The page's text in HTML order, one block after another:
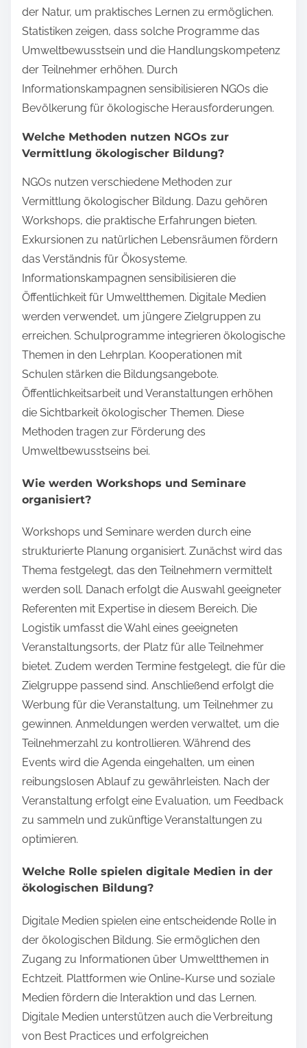
der Natur, um praktisches Lernen zu ermöglichen.
Statistiken zeigen, dass solche Programme das
Umweltbewusstsein und die Handlungskompetenz
der Teilnehmer erhöhen. Durch
Informationskampagnen sensibilisieren NGOs die
Bevölkerung für ökologische Herausforderungen.
Welche Methoden nutzen NGOs zur
Vermittlung ökologischer Bildung?
NGOs nutzen verschiedene Methoden zur
Vermittlung ökologischer Bildung. Dazu gehören
Workshops, die praktische Erfahrungen bieten.
Exkursionen zu natürlichen Lebensräumen fördern
das Verständnis für Ökosysteme.
Informationskampagnen sensibilisieren die
Öffentlichkeit für Umweltthemen. Digitale Medien
werden verwendet, um jüngere Zielgruppen zu
erreichen. Schulprogramme integrieren ökologische
Themen in den Lehrplan. Kooperationen mit
Schulen stärken die Bildungsangebote.
Öffentlichkeitsarbeit und Veranstaltungen erhöhen
die Sichtbarkeit ökologischer Themen. Diese
Methoden tragen zur Förderung des
Umweltbewusstseins bei.
Wie werden Workshops und Seminare
organisiert?
Workshops und Seminare werden durch eine
strukturierte Planung organisiert. Zunächst wird das
Thema festgelegt, das den Teilnehmern vermittelt
werden soll. Danach erfolgt die Auswahl geeigneter
Referenten mit Expertise in diesem Bereich. Die
Logistik umfasst die Wahl eines geeigneten
Veranstaltungsorts, der Platz für alle Teilnehmer
bietet. Zudem werden Termine festgelegt, die für die
Zielgruppe passend sind. Anschließend erfolgt die
Werbung für die Veranstaltung, um Teilnehmer zu
gewinnen. Anmeldungen werden verwaltet, um die
Teilnehmerzahl zu kontrollieren. Während des
Events wird die Agenda eingehalten, um einen
reibungslosen Ablauf zu gewährleisten. Nach der
Veranstaltung erfolgt eine Evaluation, um Feedback
zu sammeln und zukünftige Veranstaltungen zu
optimieren.
Welche Rolle spielen digitale Medien in der
ökologischen Bildung?
Digitale Medien spielen eine entscheidende Rolle in
der ökologischen Bildung. Sie ermöglichen den
Zugang zu Informationen über Umweltthemen in
Echtzeit. Plattformen wie Online-Kurse und soziale
Medien fördern die Interaktion und das Lernen.
Digitale Medien unterstützen auch die Verbreitung
von Best Practices und erfolgreichen